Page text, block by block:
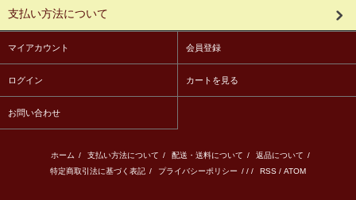
支払い方法について
マイアカウント 会員登録
ログイン カートを見る
お問い合わせ
ホーム / 支払い方法について / 配送・送料について / 返品について /
特定商取引法に基づく表記 / プライバシーポリシー / / / RSS / ATOM